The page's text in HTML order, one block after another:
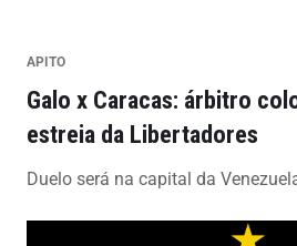
APITO
Galo x Caracas: árbitro
estreia da Libertadores
Duelo será na capital da